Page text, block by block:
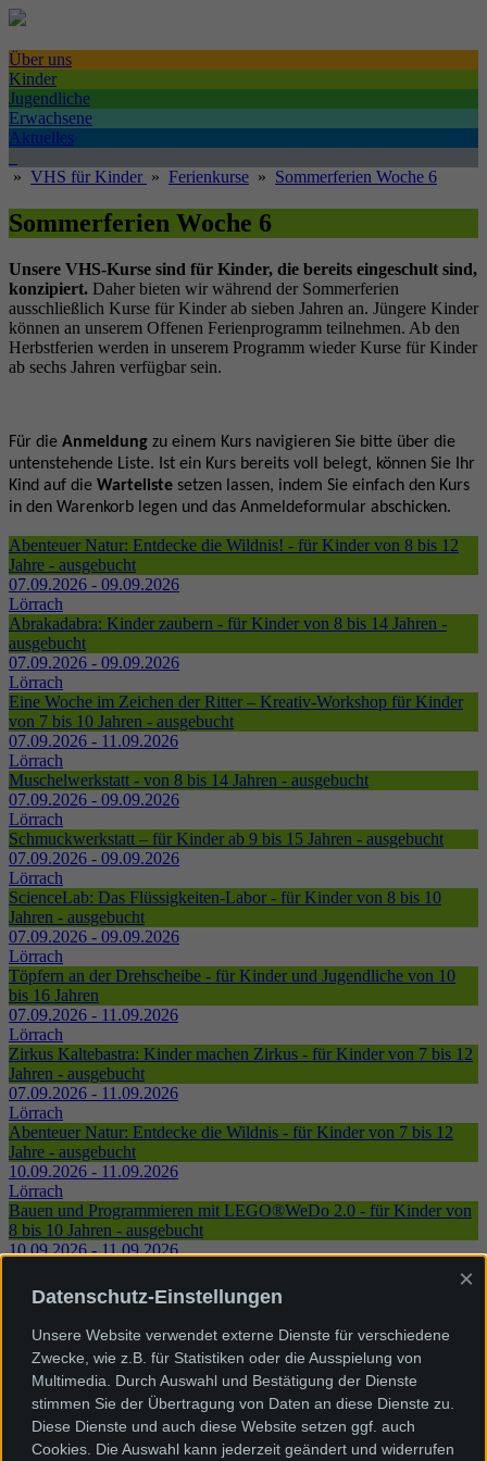
Über uns
Kinder
Jugendliche
Erwachsene
Aktuelles
» VHS für Kinder » Ferienkurse » Sommerferien Woche 6
Sommerferien Woche 6
Unsere VHS-Kurse sind für Kinder, die bereits eingeschult sind,
konzipiert. Daher bieten wir während der Sommerferien
ausschließlich Kurse für Kinder ab sieben Jahren an. Jüngere Kinder
können an unserem Offenen Ferienprogramm teilnehmen. Ab den
Herbstferien werden in unserem Programm wieder Kurse für Kinder
ab sechs Jahren verfügbar sein.
Für die Anmeldung zu einem Kurs navigieren Sie bitte über die
untenstehende Liste. Ist ein Kurs bereits voll belegt, können Sie Ihr
Kind auf die Warteliste setzen lassen, indem Sie einfach den Kurs
in den Warenkorb legen und das Anmeldeformular abschicken.
Abenteuer Natur: Entdecke die Wildnis! - für Kinder von 8 bis 12
Jahre - ausgebucht
07.09.2026 - 09.09.2026
Lörrach
Abrakadabra: Kinder zaubern - für Kinder von 8 bis 14 Jahren -
ausgebucht
07.09.2026 - 09.09.2026
Lörrach
Eine Woche im Zeichen der Ritter – Kreativ-Workshop für Kinder
von 7 bis 10 Jahren - ausgebucht
07.09.2026 - 11.09.2026
Lörrach
Muschelwerkstatt - von 8 bis 14 Jahren - ausgebucht
07.09.2026 - 09.09.2026
Lörrach
Schmuckwerkstatt – für Kinder ab 9 bis 15 Jahren - ausgebucht
07.09.2026 - 09.09.2026
Lörrach
ScienceLab: Das Flüssigkeiten-Labor - für Kinder von 8 bis 10
Jahren - ausgebucht
07.09.2026 - 09.09.2026
Lörrach
Töpfern an der Drehscheibe - für Kinder und Jugendliche von 10
bis 16 Jahren
07.09.2026 - 11.09.2026
Lörrach
Zirkus Kaltebastra: Kinder machen Zirkus - für Kinder von 7 bis 12
Jahren - ausgebucht
07.09.2026 - 11.09.2026
Lörrach
Abenteuer Natur: Entdecke die Wildnis - für Kinder von 7 bis 12
Jahre - ausgebucht
10.09.2026 - 11.09.2026
Lörrach
Bauen und Programmieren mit LEGO®WeDo 2.0 - für Kinder von
8 bis 10 Jahren - ausgebucht
10.09.2026 - 11.09.2026
Graffiti-Kunst XXL: vom Stift bis zur Sprühdose - für Kinder ab 10
Jahren - ausgebucht
10.09.2026 - 11.09.2026
Kunst im Visier - für Kinder von 8 bis 12 Jahren - ausgebucht
10.09.2026 - 11.09.2026
Lörrach
Papierschöpfen - für Kinder von 7 bis 14 Jahren - ausgebucht
10.09.2026 - 11.09.2026
Datenschutz-Einstellungen
×
Unsere Website verwendet externe Dienste für verschiedene
Zwecke, wie z.B. für Statistiken oder die Ausspielung von
Multimedia. Durch Auswahl und Bestätigung der Dienste
stimmen Sie der Übertragung von Daten an diese Dienste zu.
Diese Dienste und auch diese Website setzen ggf. auch
Cookies. Die Auswahl kann jederzeit geändert und widerrufen